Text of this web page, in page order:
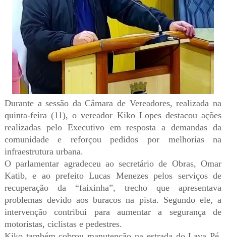
Durante a sessão da Câmara de Vereadores, realizada na
quinta-feira (11), o vereador Kiko Lopes destacou ações
realizadas pelo Executivo em resposta a demandas da
comunidade e reforçou pedidos por melhorias na
infraestrutura urbana.
O parlamentar agradeceu ao secretário de Obras, Omar
Katib, e ao prefeito Lucas Menezes pelos serviços de
recuperação da “faixinha”, trecho que apresentava
problemas devido aos buracos na pista. Segundo ele, a
intervenção contribui para aumentar a segurança de
motoristas, ciclistas e pedestres.